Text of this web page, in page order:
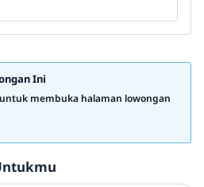
Ini
untuk membuka halaman lowongan